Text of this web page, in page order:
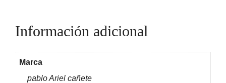
Información adicional
Marca
pablo Ariel cañete